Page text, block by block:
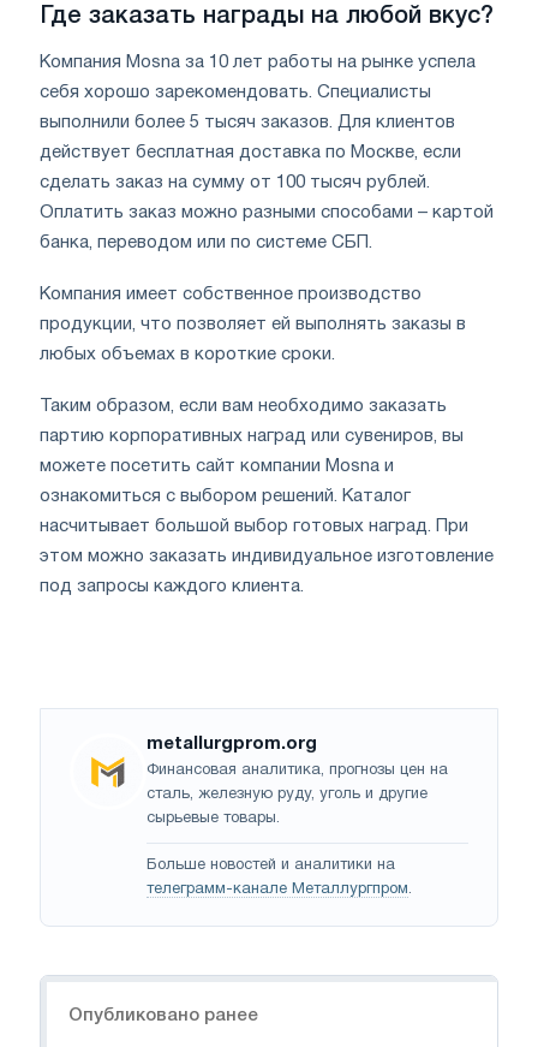
Где заказать награды на любой вкус?
Компания Mosna за 10 лет работы на рынке успела
себя хорошо зарекомендовать. Специалисты
выполнили более 5 тысяч заказов. Для клиентов
действует бесплатная доставка по Москве, если
сделать заказ на сумму от 100 тысяч рублей.
Оплатить заказ можно разными способами – картой
банка, переводом или по системе СБП.
Компания имеет собственное производство
продукции, что позволяет ей выполнять заказы в
любых объемах в короткие сроки.
Таким образом, если вам необходимо заказать
партию корпоративных наград или сувениров, вы
можете посетить сайт компании Mosna и
ознакомиться с выбором решений. Каталог
насчитывает большой выбор готовых наград. При
этом можно заказать индивидуальное изготовление
под запросы каждого клиента.
metallurgprom.org
Финансовая аналитика, прогнозы цен на
сталь, железную руду, уголь и другие
сырьевые товары.
Больше новостей и аналитики на
телеграмм-канале Металлургпром.
Опубликовано ранее